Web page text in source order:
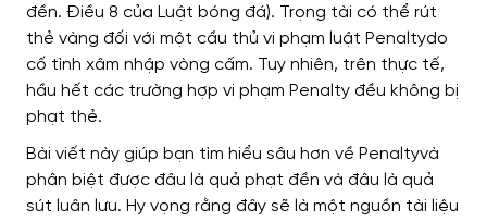
đền. Điều 8 của Luật bóng đá). Trọng tài có thể rút
thẻ vàng đối với một cầu thủ vi phạm luật Penaltydo
cố tình xâm nhập vòng cấm. Tuy nhiên, trên thực tế,
hầu hết các trường hợp vi phạm Penalty đều không bị
phạt thẻ.
Bài viết này giúp bạn tìm hiểu sâu hơn về Penaltyvà
phân biệt được đâu là quả phạt đền và đâu là quả
sút luân lưu. Hy vọng rằng đây sẽ là một nguồn tài liệu